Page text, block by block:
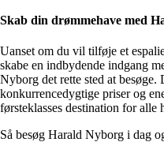
Skab din drømmehave med
Uanset om du vil tilføje et
skabe en indbydende indgang
Nyborg det rette sted at besøge.
konkurrencedygtige priser og
førsteklasses destination for alle
Så besøg Harald Nyborg i dag